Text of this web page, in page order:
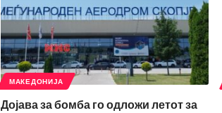
МАКЕДОНИЈА
Дојава за бомба го одложи летот за